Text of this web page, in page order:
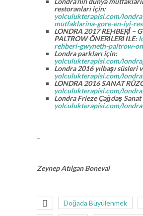
restoranları için:
yolculukterapisi.com/
mutfaklarina-gore-en-iyi-
LONDRA 2017 REHBERİ –
PALTROW ÖNERİLERİ İLE:
rehberi-gwyneth-paltrow-
Londra parkları için:
yolculukterapisi.com/
Londra 2016 yılbaşı süsleri
yolculukterapisi.com/
LONDRA 2016 SANAT
yolculukterapisi.com/
Londra Frieze Çağdaş Sanat
yolculukterapisi.com/
–
Zeynep Atılgan Boneval
Doğada Büyülenmek